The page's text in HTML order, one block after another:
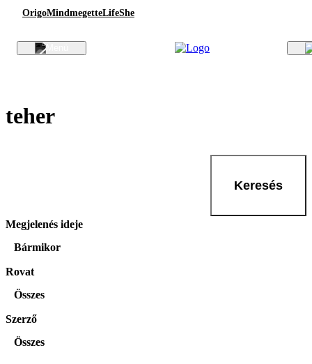
OrigoMindmegetteLifeShe
teher
Keresés
Megjelenés ideje
Bármikor
Rovat
Összes
Szerző
Összes